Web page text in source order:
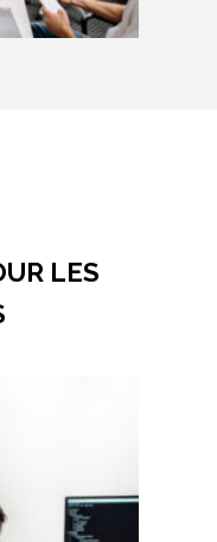
LES